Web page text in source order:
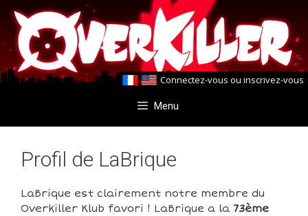
Aller
au
contenu
Aller
au
contenu
Connectez-vous ou inscrivez-vous
Menu
Profil de LaBrique
LaBrique est clairement notre membre du
Overkiller Klub favori ! LaBrique a la 73ème